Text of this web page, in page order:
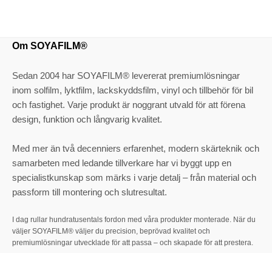
Om SOYAFILM®
Sedan 2004 har SOYAFILM® levererat premiumlösningar
inom solfilm, lyktfilm, lackskyddsfilm, vinyl och tillbehör för bil
och fastighet. Varje produkt är noggrant utvald för att förena
design, funktion och långvarig kvalitet.
Med mer än två decenniers erfarenhet, modern skärteknik och
samarbeten med ledande tillverkare har vi byggt upp en
specialistkunskap som märks i varje detalj – från material och
passform till montering och slutresultat.
I dag rullar hundratusentals fordon med våra produkter monterade. När du
väljer SOYAFILM® väljer du precision, beprövad kvalitet och
premiumlösningar utvecklade för att passa – och skapade för att prestera.